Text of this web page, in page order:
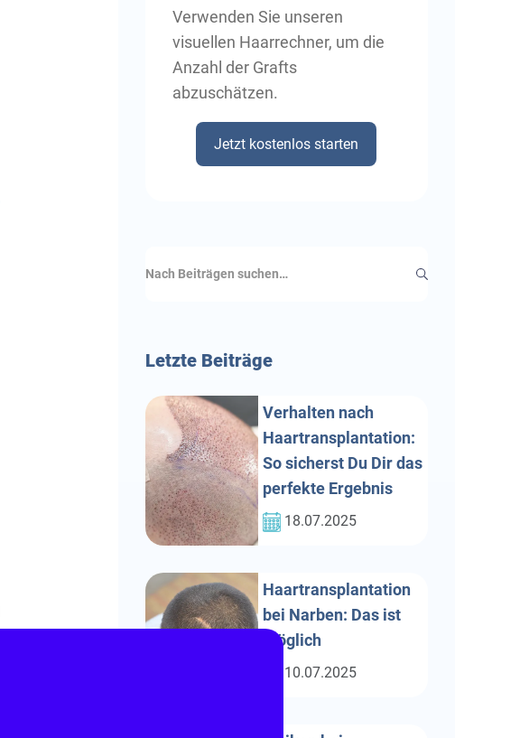
Verwenden Sie unseren
visuellen Haarrechner, um die
Anzahl der Grafts
abzuschätzen.
Jetzt kostenlos starten
LetzteBeiträge
Verhalten nach
Haartransplantation:
So sicherst Du Dir das
perfekte Ergebnis
18.07.2025
Haartransplantation
bei Narben: Das ist
möglich
10.07.2025